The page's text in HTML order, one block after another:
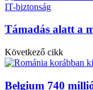
IT-biztonság
Támadás alatt a
Következő cikk
Belgium 740